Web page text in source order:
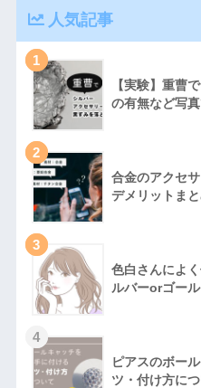
人気記事
1
【実験】重曹
の有無など写
2
合金のアクセ
デメリットま
3
色白さんによ
ルバーorゴール
4
ピアスのボー
ツ・付け方に